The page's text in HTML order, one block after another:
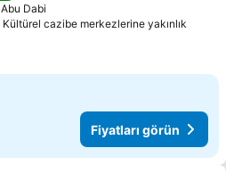
Abu Dabi
Kültürel cazibe merkezlerine yakınlık
Fiyatları görün